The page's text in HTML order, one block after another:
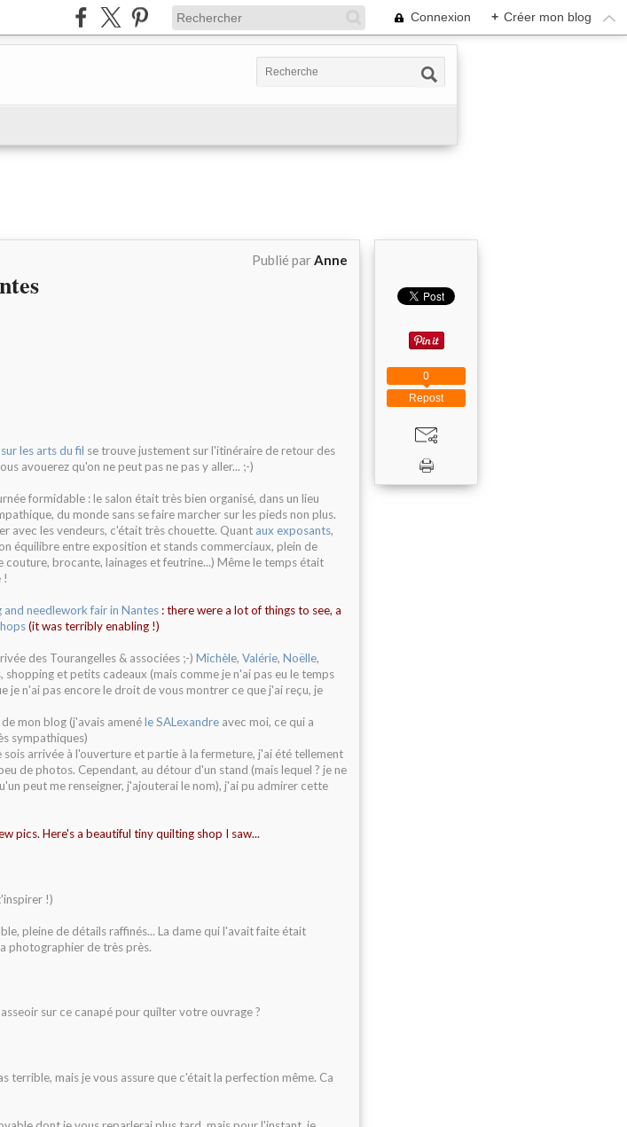
Connexion + Créer mon blog
Publié parAnne
les arts du fil se trouve justement sur l'itinéraire de retour des
avouerez qu'on ne peut pas ne pas y aller... ;-)
formidable : le salon était très bien organisé, dans un lieu
du monde sans se faire marcher sur les pieds non plus.
avec les vendeurs, c'était très chouette. Quant aux exposants,
équilibre entre exposition et stands commerciaux, plein de
couture, brocante, lainages et feutrine...) Même le temps était
!
and needlework fair in Nantes : there were a lot of things to see, a
(it was terribly enabling !)
des Tourangelles & associées ;-) Michèle, Valérie, Noëlle,
shopping et petits cadeaux (mais comme je n'ai pas eu le temps
je n'ai pas encore le droit de vous montrer ce que j'ai reçu, je
mon blog (j'avais amenéle SALexandre avec moi, ce qui a
sympathiques)
sois arrivée à l'ouverture et partie à la fermeture, j'ai été tellement
de photos. Cependant, au détour d'un stand (mais lequel ? je ne
peut me renseigner, j'ajouterai le nom), j'ai pu admirer cette
pics. Here's a beautiful tiny quilting shop I saw...
!)
pleine de détails raffinés... La dame qui l'avait faite était
photographier de très près.
sur ce canapé pour quilter votre ouvrage ?
terrible, mais je vous assure que c'était la perfection même. Ca
Repost
0